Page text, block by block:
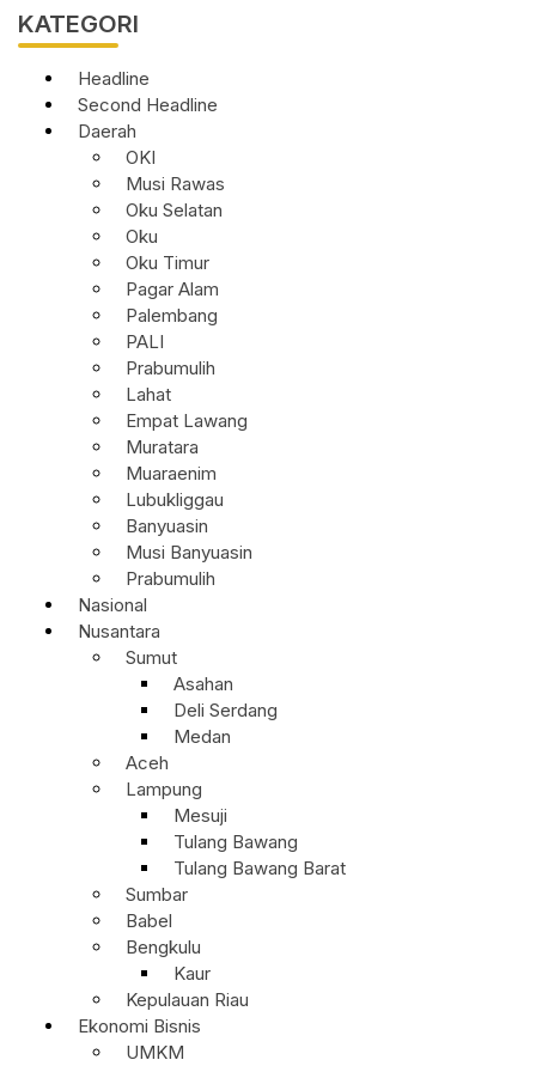
KATEGORI
Headline
Second Headline
Daerah
OKI
Musi Rawas
Oku Selatan
Oku
Oku Timur
Pagar Alam
Palembang
PALI
Prabumulih
Lahat
Empat Lawang
Muratara
Muaraenim
Lubukliggau
Banyuasin
Musi Banyuasin
Prabumulih
Nasional
Nusantara
Sumut
Asahan
Deli Serdang
Medan
Aceh
Lampung
Mesuji
Tulang Bawang
Tulang Bawang Barat
Sumbar
Babel
Bengkulu
Kaur
Kepulauan Riau
Ekonomi Bisnis
UMKM